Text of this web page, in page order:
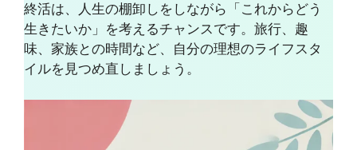
終活は、人生の棚卸しをしながら「これからどう
生きたいか」を考えるチャンスです。旅行、趣
味、家族との時間など、自分の理想のライフスタ
イルを見つめ直しましょう。